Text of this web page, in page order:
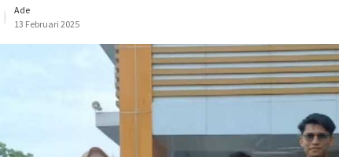
Ade
13 Februari 2025